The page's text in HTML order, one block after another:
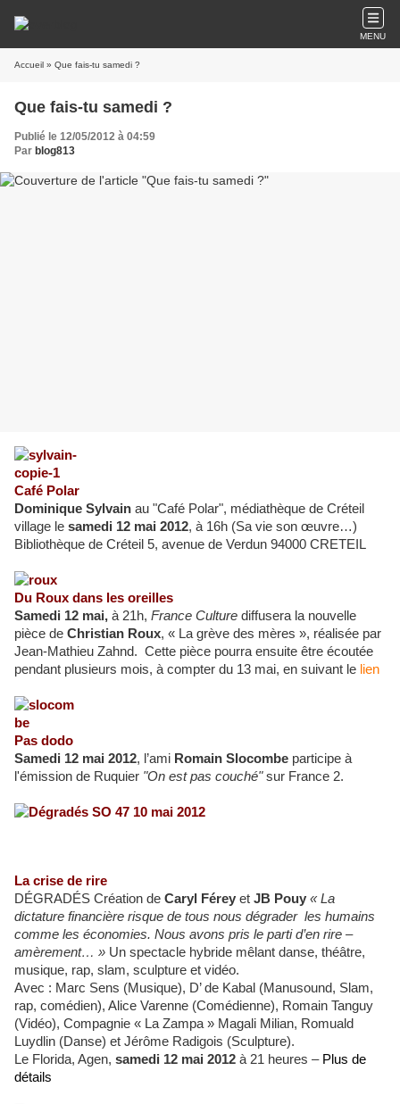
MENU
Accueil » Que fais-tu samedi ?
Que fais-tu samedi ?
Publié le 12/05/2012 à 04:59
Par blog813
Café Polar
Dominique Sylvain au "Café Polar", médiathèque de Créteil
village le samedi 12 mai 2012, à 16h (Sa vie son œuvre…)
Bibliothèque de Créteil 5, avenue de Verdun 94000 CRETEIL
Du Roux dans les oreilles
Samedi 12 mai, à 21h, France Culture diffusera la nouvelle
pièce de Christian Roux, « La grève des mères », réalisée par
Jean-Mathieu Zahnd. Cette pièce pourra ensuite être écoutée
pendant plusieurs mois, à compter du 13 mai, en suivant le lien
Pas dodo
Samedi 12 mai 2012, l’ami Romain Slocombe participe à
l'émission de Ruquier "On est pas couché"sur France 2.
La crise de rire
DÉGRADÉS Création de Caryl Férey et JB Pouy « La
dictature financière risque de tous nous dégrader les humains
comme les économies. Nous avons pris le parti d’en rire –
amèrement… » Un spectacle hybride mêlant danse, théâtre,
musique, rap, slam, sculpture et vidéo.
Avec : Marc Sens (Musique), D’ de Kabal (Manusound, Slam,
rap, comédien), Alice Varenne (Comédienne), Romain Tanguy
(Vidéo), Compagnie « La Zampa » Magali Milian, Romuald
Luydlin (Danse) et Jérôme Radigois (Sculpture).
Le Florida, Agen, samedi 12 mai 2012 à 21 heures – Plus de
détails